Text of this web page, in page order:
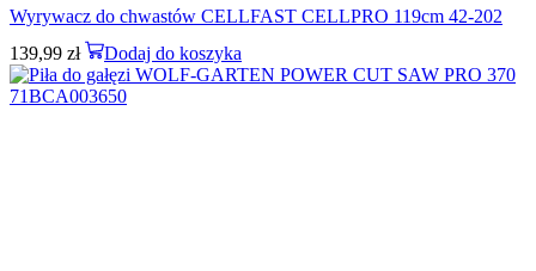
Wyrywacz do chwastów CELLFAST CELLPRO 119cm 42-202
139,99 zł Dodaj do koszyka